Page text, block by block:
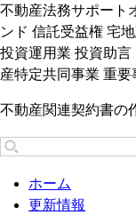
不動産法務サポート
ンド 信託受益権 宅
投資運用業 投資助言
産特定共同事業 重要
不動産関連契約書の
ホーム
更新情報